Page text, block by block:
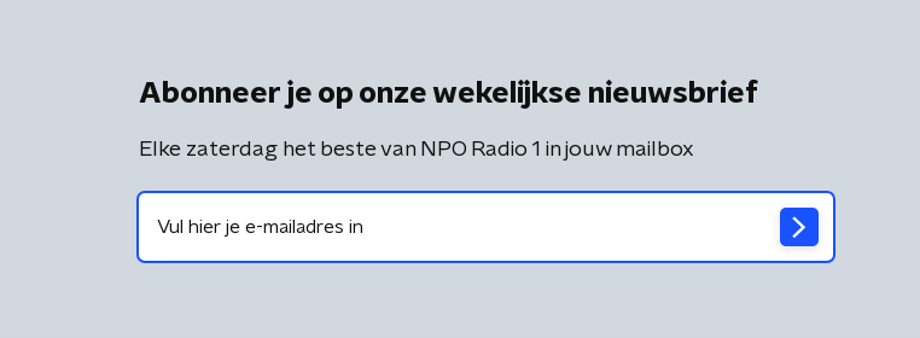
Abonneer je op onze wekelijkse nieuwsbrief
Elke zaterdag het beste van NPO Radio 1 in jouw mailbox